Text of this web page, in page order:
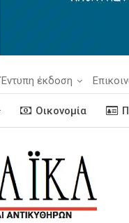
Έντυπη έκδοση
Οικονομία